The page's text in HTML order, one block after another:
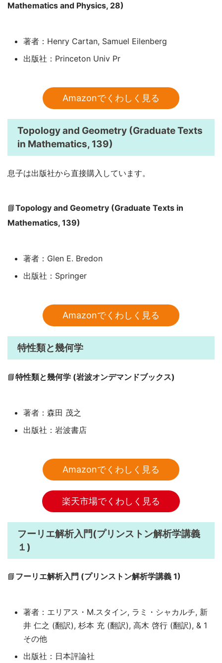
Mathematics and Physics, 28)
著者：Henry Cartan, Samuel Eilenberg
出版社：Princeton Univ Pr
Amazonでくわしく見る
Topology and Geometry (Graduate Texts
in Mathematics, 139)
息子は出版社から直接購入しています。
📘Topology and Geometry (Graduate Texts in
Mathematics, 139)
著者：Glen E. Bredon
出版社：Springer
Amazonでくわしく見る
特性類と幾何学
📘特性類と幾何学 (岩波オンデマンドブックス)
著者：森田 茂之
出版社：岩波書店
Amazonでくわしく見る
楽天市場でくわしく見る
フーリエ解析入門(プリンストン解析学講義
１)
📘 フーリエ解析入門 (プリンストン解析学講義 1)
著者：エリアス・M.スタイン, ラミ・シャカルチ, 新
井 仁之 (翻訳), 杉本 充 (翻訳), 高木 啓行 (翻訳), & 1
その他
出版社：日本評論社